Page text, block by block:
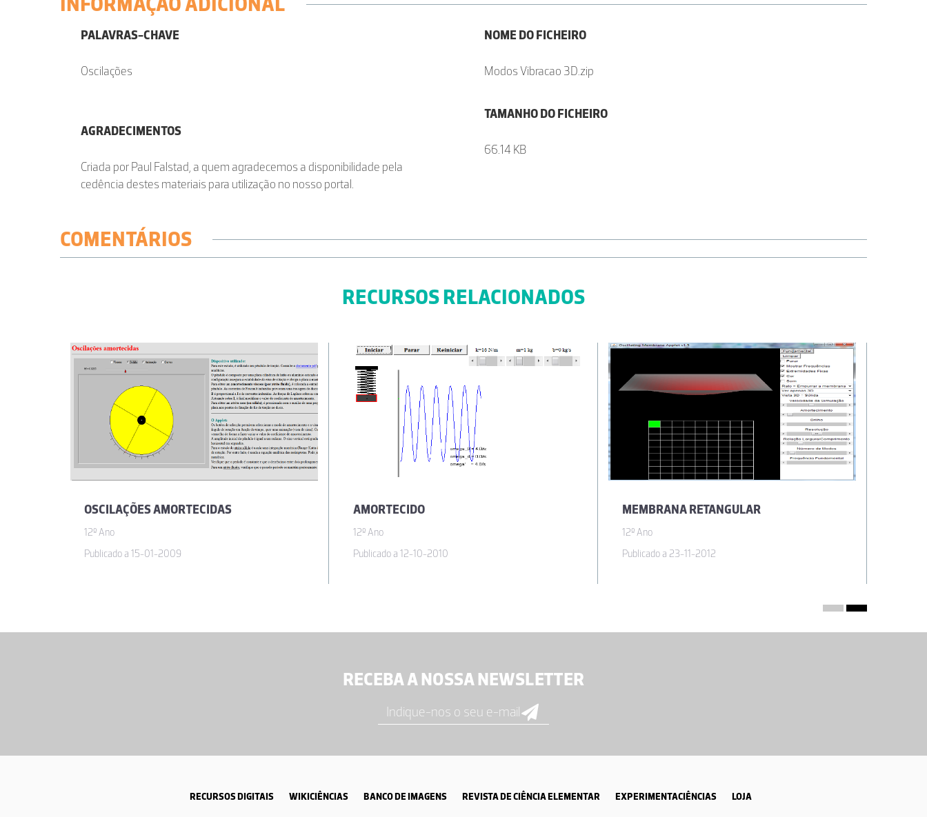
PALAVRAS-CHAVE
Oscilações
AGRADECIMENTOS
Criada por Paul Falstad, a quem agradecemos a disponibilidade pela
cedência destes materiais para utilização no nosso portal.
NOME DO FICHEIRO
Modos Vibracao 3D.zip
TAMANHO DO FICHEIRO
66.14 KB
COMENTÁRIOS
RECURSOS RELACIONADOS
OSCILAÇÕES AMORTECIDAS
12º Ano
Publicado a 15-01-2009
AMORTECIDO
12º Ano
Publicado a 12-10-2010
MEMBRANA RETANGULAR
12º Ano
Publicado a 23-11-2012
RECEBA A NOSSA NEWSLETTER
RECURSOS DIGITAIS WIKICIÊNCIAS BANCO DE IMAGENS REVISTA DE CIÊNCIA ELEMENTAR EXPERIMENTACIÊNCIAS LOJA